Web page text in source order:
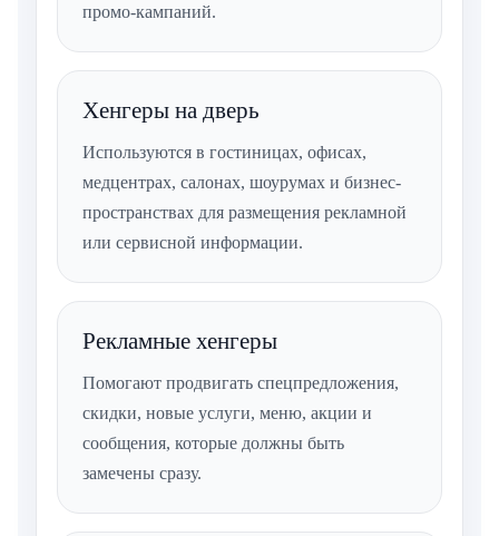
промо-кампаний.
Хенгеры на дверь
Используются в гостиницах, офисах,
медцентрах, салонах, шоурумах и бизнес-
пространствах для размещения рекламной
или сервисной информации.
Рекламные хенгеры
Помогают продвигать спецпредложения,
скидки, новые услуги, меню, акции и
сообщения, которые должны быть
замечены сразу.